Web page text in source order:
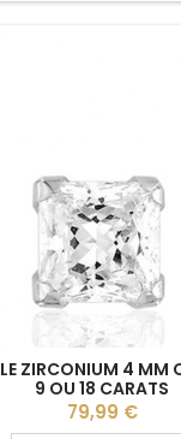
ZIRCONIUM 4 MM
9 OU 18 CARATS
Prix
79,99 €